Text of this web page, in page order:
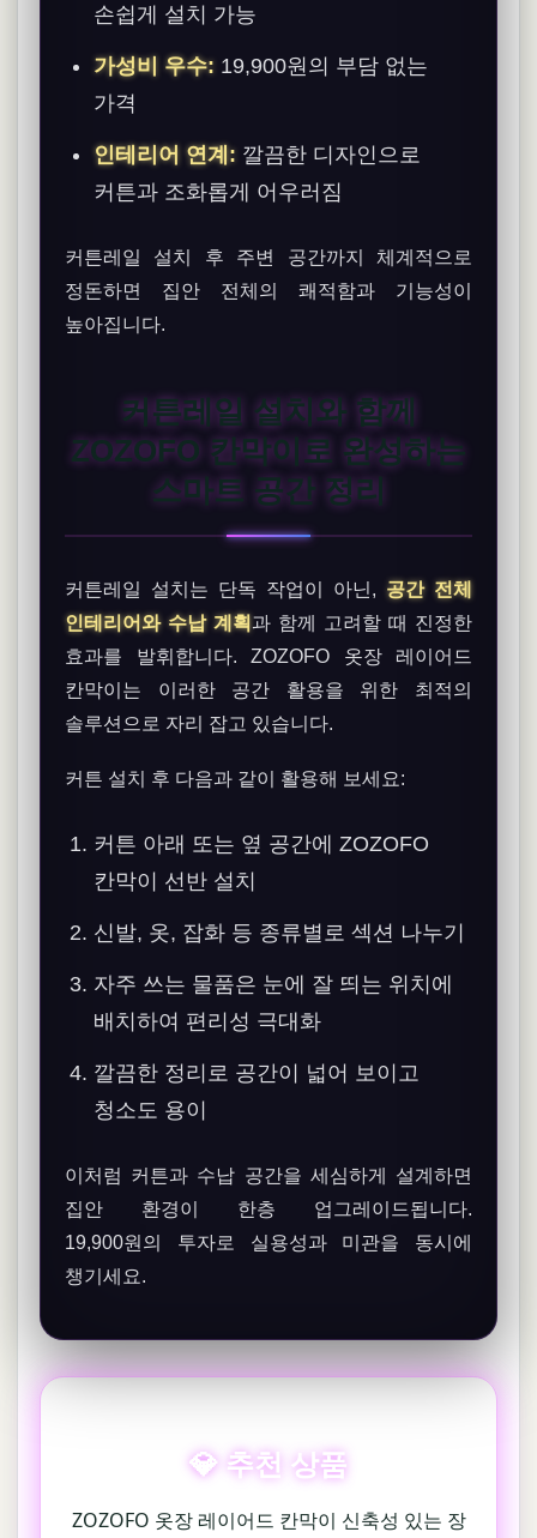
손쉽게 설치 가능
가성비 우수: 19,900원의 부담 없는
가격
인테리어 연계: 깔끔한 디자인으로
커튼과 조화롭게 어우러짐
커튼레일 설치 후 주변 공간까지 체계적으로
정돈하면 집안 전체의 쾌적함과 기능성이
높아집니다.
커튼레일 설치와 함께
ZOZOFO 칸막이로 완성하는
스마트 공간 정리
커튼레일 설치는 단독 작업이 아닌, 공간 전체
인테리어와 수납 계획과 함께 고려할 때 진정한
효과를 발휘합니다. ZOZOFO 옷장 레이어드
칸막이는 이러한 공간 활용을 위한 최적의
솔루션으로 자리 잡고 있습니다.
커튼 설치 후 다음과 같이 활용해 보세요:
커튼 아래 또는 옆 공간에 ZOZOFO
칸막이 선반 설치
신발, 옷, 잡화 등 종류별로 섹션 나누기
자주 쓰는 물품은 눈에 잘 띄는 위치에
배치하여 편리성 극대화
깔끔한 정리로 공간이 넓어 보이고
청소도 용이
이처럼 커튼과 수납 공간을 세심하게 설계하면
집안 환경이 한층 업그레이드됩니다.
19,900원의 투자로 실용성과 미관을 동시에
챙기세요.
💎 추천 상품
ZOZOFO 옷장 레이어드 칸막이 신축성 있는 장